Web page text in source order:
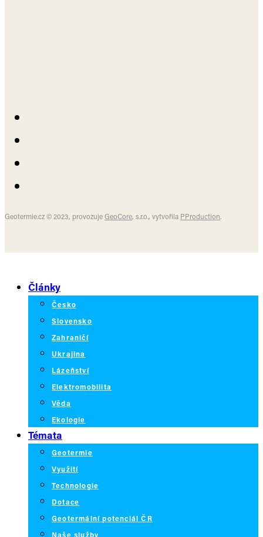
Geotermie.cz © 2023, provozujeGeoCore, s.r.o., vytvořila PProduction.
Články
Česko
Slovensko
Zahraničí
Ukrajina
Lázeňství
Elektromobilita
Věda
Ekologie
Témata
Geotermie
Využití
Technologie
Dotace
Geotermální potenciál ČR
Naše služby